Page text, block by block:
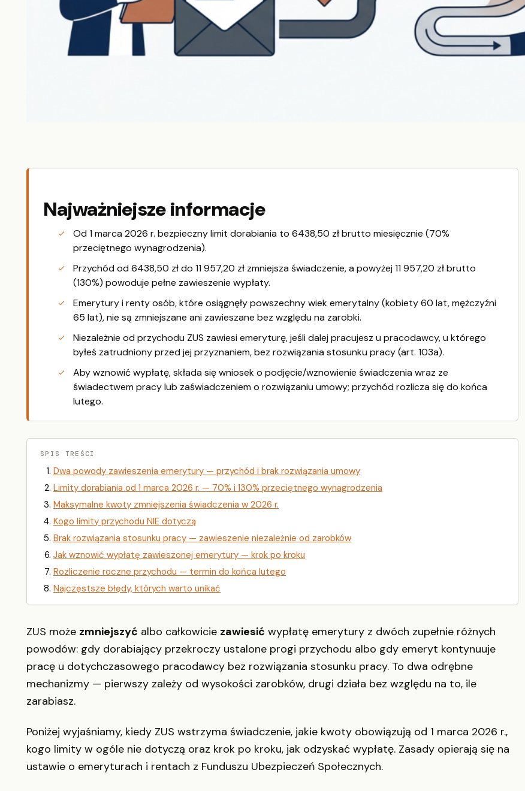
Najważniejsze informacje
Od 1 marca 2026 r. bezpieczny limit dorabiania to 6438,50 zł brutto miesięcznie (70%
przeciętnego wynagrodzenia).
Przychód od 6438,50 zł do 11 957,20 zł zmniejsza świadczenie, a powyżej 11 957,20 zł brutto
(130%) powoduje pełne zawieszenie wypłaty.
Emerytury i renty osób, które osiągnęły powszechny wiek emerytalny (kobiety 60 lat, mężczyźni
65 lat), nie są zmniejszane ani zawieszane bez względu na zarobki.
Niezależnie od przychodu ZUS zawiesi emeryturę, jeśli dalej pracujesz u pracodawcy, u którego
byłeś zatrudniony przed jej przyznaniem, bez rozwiązania stosunku pracy (art. 103a).
Aby wznowić wypłatę, składa się wniosek o podjęcie/wznowienie świadczenia wraz ze
świadectwem pracy lub zaświadczeniem o rozwiązaniu umowy; przychód rozlicza się do końca
lutego.
SPIS TREŚCI
Dwa powody zawieszenia emerytury — przychód i brak rozwiązania umowy
Limity dorabiania od 1 marca 2026 r. — 70% i 130% przeciętnego wynagrodzenia
Maksymalne kwoty zmniejszenia świadczenia w 2026 r.
Kogo limity przychodu NIE dotyczą
Brak rozwiązania stosunku pracy — zawieszenie niezależnie od zarobków
Jak wznowić wypłatę zawieszonej emerytury — krok po kroku
Rozliczenie roczne przychodu — termin do końca lutego
Najczęstsze błędy, których warto unikać
ZUS może zmniejszyć albo całkowicie zawiesić wypłatę emerytury z dwóch zupełnie różnych
powodów: gdy dorabiający przekroczy ustalone progi przychodu albo gdy emeryt kontynuuje
pracę u dotychczasowego pracodawcy bez rozwiązania stosunku pracy. To dwa odrębne
mechanizmy — pierwszy zależy od wysokości zarobków, drugi działa bez względu na to, ile
zarabiasz.
Poniżej wyjaśniamy, kiedy ZUS wstrzyma świadczenie, jakie kwoty obowiązują od 1 marca 2026 r.,
kogo limity w ogóle nie dotyczą oraz krok po kroku, jak odzyskać wypłatę. Zasady opierają się na
ustawie o emeryturach i rentach z Funduszu Ubezpieczeń Społecznych.